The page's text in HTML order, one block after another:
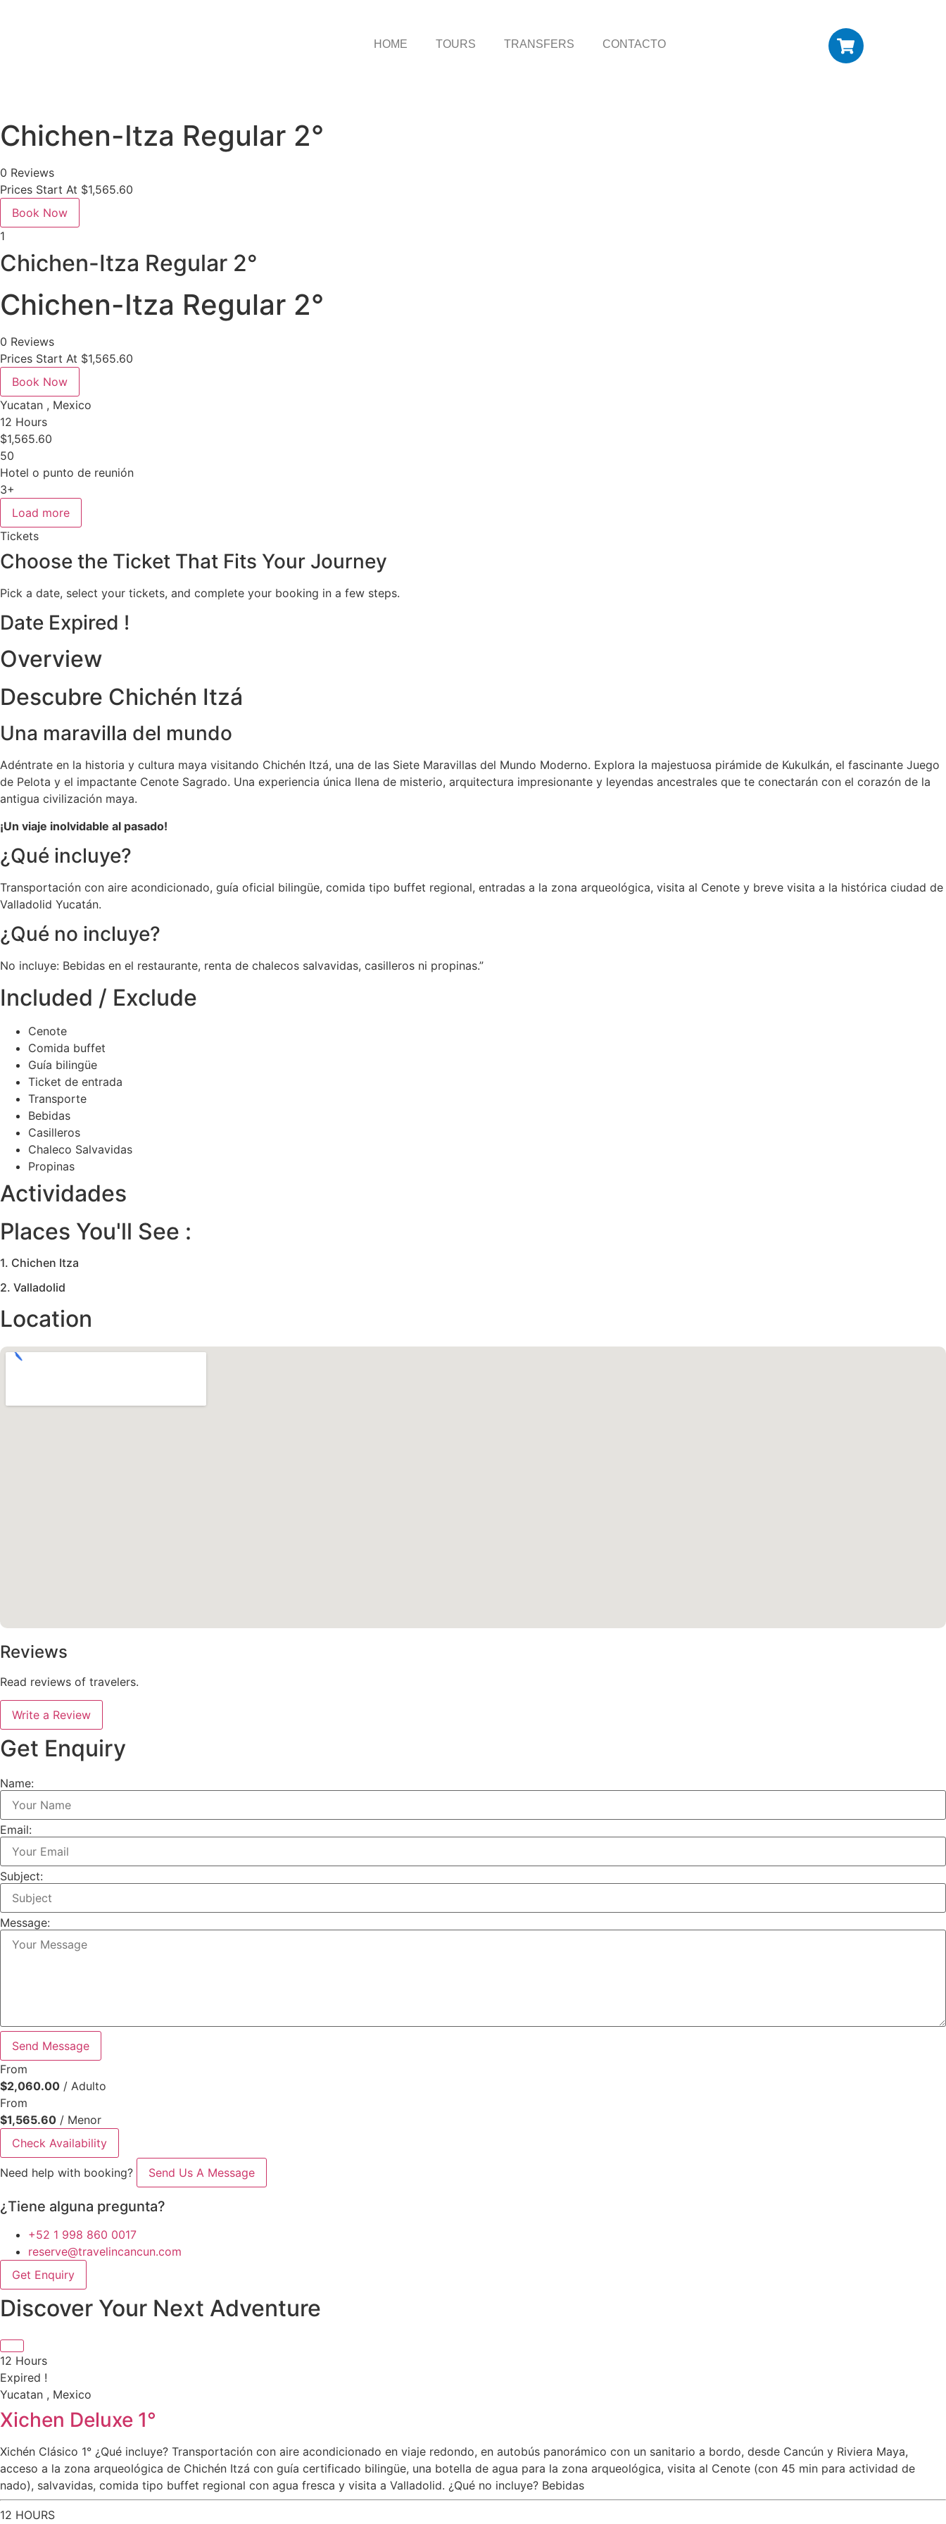
HOME TOURS TRANSFERS CONTACTO
Chichen-Itza Regular 2°
0 Reviews
Prices Start At $1,565.60
Book Now
1
Chichen-Itza Regular 2°
Chichen-Itza Regular 2°
0 Reviews
Prices Start At $1,565.60
Book Now
Yucatan , Mexico
12 Hours
$1,565.60
50
Hotel o punto de reunión
3+
Load more
Tickets
Choose the Ticket That Fits Your Journey
Pick a date, select your tickets, and complete your booking in a few steps.
Date Expired !
Overview
Descubre Chichén Itzá
Una maravilla del mundo
Adéntrate en la historia y cultura maya visitando Chichén Itzá, una de las Siete Maravillas del Mundo Moderno. Explora la majestuosa pirámide de Kukulkán, el fascinante Juego
de Pelota y el impactante Cenote Sagrado. Una experiencia única llena de misterio, arquitectura impresionante y leyendas ancestrales que te conectarán con el corazón de la
antigua civilización maya.
¡Un viaje inolvidable al pasado!
¿Qué incluye?
Transportación con aire acondicionado, guía oficial bilingüe, comida tipo buffet regional, entradas a la zona arqueológica, visita al Cenote y breve visita a la histórica ciudad de
Valladolid Yucatán.
¿Qué no incluye?
No incluye: Bebidas en el restaurante, renta de chalecos salvavidas, casilleros ni propinas.”
Included / Exclude
Cenote
Comida buffet
Guía bilingüe
Ticket de entrada
Transporte
Bebidas
Casilleros
Chaleco Salvavidas
Propinas
Actividades
Places You'll See :
1. Chichen Itza
2. Valladolid
Location
Reviews
Read reviews of travelers.
Write a Review
Get Enquiry
Name:
Email:
Subject:
Message:
Send Message
From
$2,060.00 / Adulto
From
$1,565.60 / Menor
Check Availability
Need help with booking? Send Us A Message
¿Tiene alguna pregunta?
+52 1 998 860 0017
reserve@travelincancun.com
Get Enquiry
Discover Your Next Adventure
12 Hours
Expired !
Yucatan , Mexico
Xichen Deluxe 1°
Xichén Clásico 1° ¿Qué incluye? Transportación con aire acondicionado en viaje redondo, en autobús panorámico con un sanitario a bordo, desde Cancún y Riviera Maya,
acceso a la zona arqueológica de Chichén Itzá con guía certificado bilingüe, una botella de agua para la zona arqueológica, visita al Cenote (con 45 min para actividad de
nado), salvavidas, comida tipo buffet regional con agua fresca y visita a Valladolid. ¿Qué no incluye? Bebidas
12 HOURS